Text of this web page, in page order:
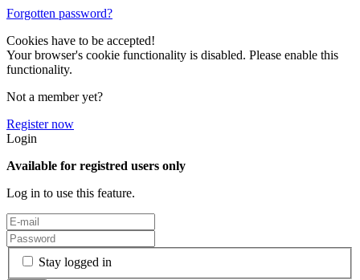
Forgotten password?
Cookies have to be accepted!
Your browser's cookie functionality is disabled. Please enable this
functionality.
Not a member yet?
Register now
Login
Available for registred users only
Log in to use this feature.
Stay logged in